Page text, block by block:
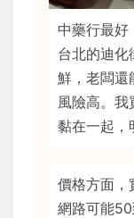
中藥行最好
台北的迪化
鮮，老闆還
風險高。
黏在一起，
價格方面，
網路可能50